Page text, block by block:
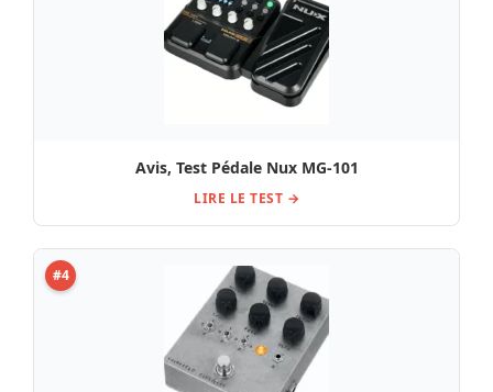
Avis, Test Pédale Nux MG-101
LIRE LE TEST →
#4